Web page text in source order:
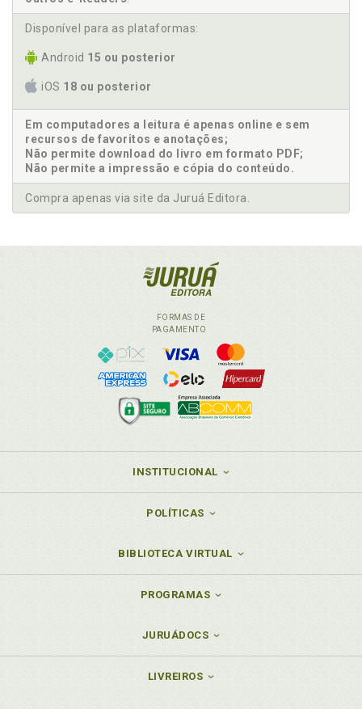
Disponível para as plataformas:
Android 15 ou posterior
iOS 18 ou posterior
Em computadores a leitura é apenas online e sem
recursos de favoritos e anotações;
Não permite download do livro em formato PDF;
Não permite a impressão e cópia do conteúdo.
Compra apenas via site da Juruá Editora.
FORMAS DE
PAGAMENTO
INSTITUCIONAL
POLÍTICAS
BIBLIOTECA VIRTUAL
PROGRAMAS
JURUÁDOCS
LIVREIROS